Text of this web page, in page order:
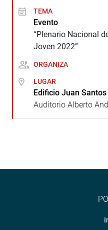
TEMA
Evento
“Plenario Nacional
Joven 2022”
ORGANIZA
LUGAR
Edificio Juan
Auditorio Alberto